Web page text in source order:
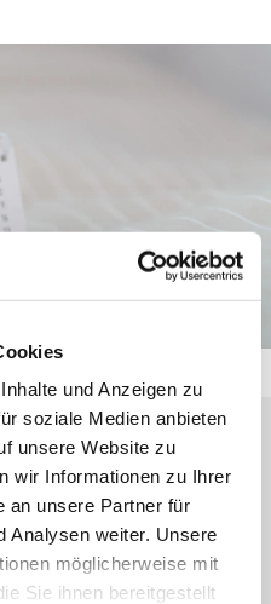
und Anzeigen zu
soziale Medien anbieten
unsere Website zu
wir Informationen zu Ihrer
an unsere Partner für
Analysen weiter. Unsere
möglicherweise mit
Sie ihnen bereitgestellt
19:30 Uhr
Kirchberg 4,